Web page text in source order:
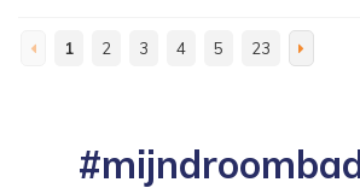
1 2 3 4 5 23